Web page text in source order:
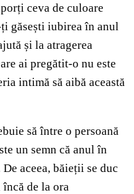
ceva de culoare
găsești iubirea în anul
și la atragerea
ai pregătit-o nu este
intimă să aibă această
să între o persoană
un semn că anul în
aceea, băieții se duc
de la ora